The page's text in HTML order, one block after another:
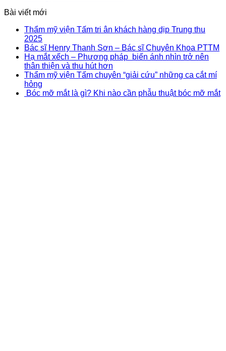
Bài viết mới
Thẩm mỹ viện Tấm tri ân khách hàng dịp Trung thu
2025
Bác sĩ Henry Thanh Sơn – Bác sĩ Chuyên Khoa PTTM
Hạ mắt xếch – Phương pháp biến ánh nhìn trở nên
thân thiện và thu hút hơn
Thẩm mỹ viện Tấm chuyên “giải cứu” những ca cắt mí
hỏng
Bóc mỡ mắt là gì? Khi nào cần phẫu thuật bóc mỡ mắt